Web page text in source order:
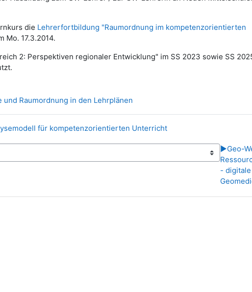
die Lehrerfortbildung "Raumordnung im kompetenzorientierten
Mo. 17.3.2014.
2: Perspektiven regionaler Entwicklung" im SS 2023 sowie SS
Raumordnung in den Lehrplänen
für kompetenzorientierten Unterricht
▶︎Geo-
- digitale